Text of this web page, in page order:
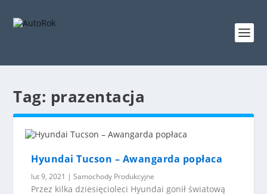
Tag: prazentacja
Hyundai Tucson – Awangarda popłaca
lut 9, 2021 |Samochody Produkcyjne
Przez kilka dziesięcioleci Hyundai gonił światową